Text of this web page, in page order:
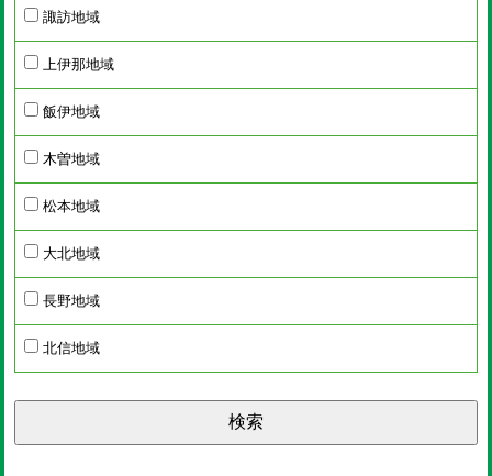
諏訪地域
上伊那地域
飯伊地域
木曽地域
松本地域
大北地域
長野地域
北信地域
検索